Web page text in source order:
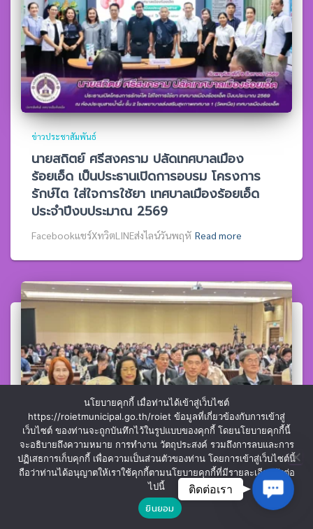
ข่าวประชาสัมพันธ์
นายสถิตย์ ศรีสงคราม ปลัดเทศบาลเมือง
ร้อยเอ็ด เป็นประธานเปิดการอบรม โครงการ
รักษ์ไต ใส่ใจการใช้ยา เทศบาลเมืองร้อยเอ็ด
ประจำปีงบประมาณ 2569
Facebookแชร์XทวิตLINEส่งไลน์วันพฤหั Read more
ดร.นุชากร มาศฉมาดล รองนายกเทศมนตรี
นโยบายคุกกี้ เมื่อท่านได้เข้าสู่เว็บไซต์
https://roietmunicipal.go.th/roiet ข้อมูลที่เกี่ยวข้องกับการเข้าสู่
เว็บไซต์ ของท่านจะถูกบันทึกไว้ในรูปแบบของคุกกี้ โดยนโยบายคุกกี้นี้
จะอธิบายถึงความหมาย การทำงาน วัตถุประสงค์ รวมถึงการลบและการ
ปฏิเสธการเก็บคุกกี้ เพื่อความเป็นส่วนตัวของท่าน โดยการเข้าสู่เว็บไซต์นี้
ถือว่าท่านได้อนุญาตให้เราใช้คุกกี้ตามนโยบายคุกกี้ที่มีรายละเอียดดังต่อ
ไปนี้
ยินยอม
ติดต่อเรา